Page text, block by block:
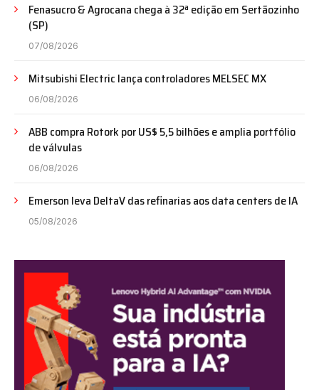
Fenasucro & Agrocana chega à 32ª edição em Sertãozinho
(SP)
07/08/2026
Mitsubishi Electric lança controladores MELSEC MX
06/08/2026
ABB compra Rotork por US$ 5,5 bilhões e amplia portfólio
de válvulas
06/08/2026
Emerson leva DeltaV das refinarias aos data centers de IA
05/08/2026